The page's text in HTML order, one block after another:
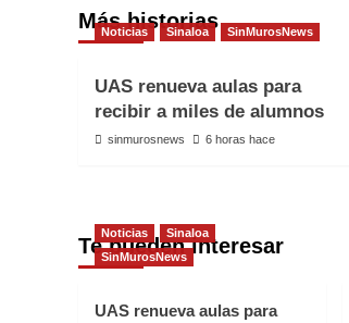
Más historias
Noticias Sinaloa SinMurosNews
UAS renueva aulas para
recibir a miles de alumnos
sinmurosnews 6 horas hace
Te pueden interesar
Noticias
Sinaloa
SinMurosNews
UAS renueva aulas para